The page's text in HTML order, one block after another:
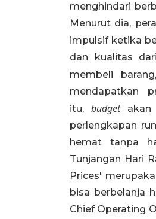
menghindari
Menurut dia,
impulsif ketika
dan kualitas
membeli
mendapatkan
itu,budgetakan
perlengkapan
hemat tanpa
Tunjangan Hari
Prices'
bisa berbelanja
Chief Operating